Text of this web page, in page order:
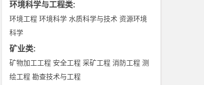
环境科学与工程类:
环境工程 环境科学 水质科学与技术 资源环境
科学
矿业类:
矿物加工工程 安全工程 采矿工程 消防工程 测
绘工程 勘查技术与工程